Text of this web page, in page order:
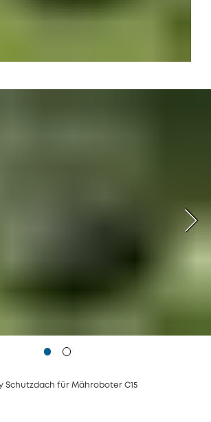
Schutzdach für Mähroboter C15